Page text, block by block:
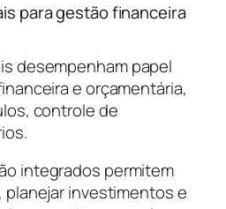
para gestão financeira
desempenham papel
e orçamentária,
controle de
integrados permitem
investimentos e